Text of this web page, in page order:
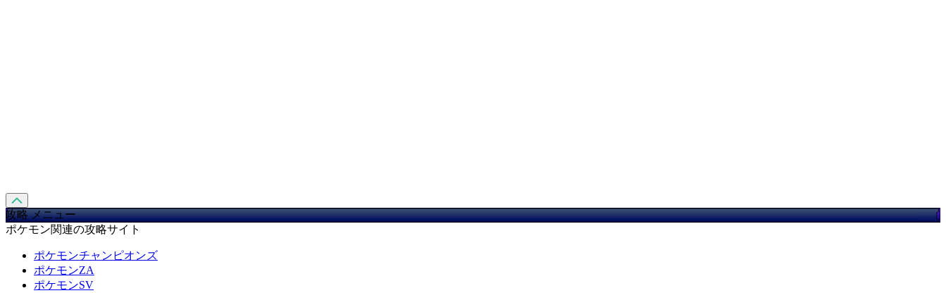
攻略 メニュー
ポケモン関連の攻略サイト
ポケモンチャンピオンズ
ポケモンZA
ポケモンSV